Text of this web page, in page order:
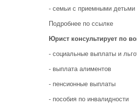
- семьи с приемными детьми
Подробнее по ссылке
Юрист консультирует по
- социальные выплаты и
- выплата алиментов
- пенсионные выплаты
- пособия по инвалидности